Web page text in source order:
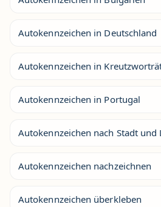
Autokennzeichen in Deutschland
Autokennzeichen in
Autokennzeichen in Portugal
Autokennzeichen nach Stadt und
Autokennzeichen nachzeichnen
Autokennzeichen überkleben